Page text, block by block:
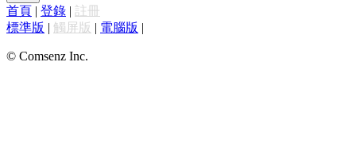
首頁 | 登錄 | 註冊
標準版 | 觸屏版 | 電腦版 |
© Comsenz Inc.